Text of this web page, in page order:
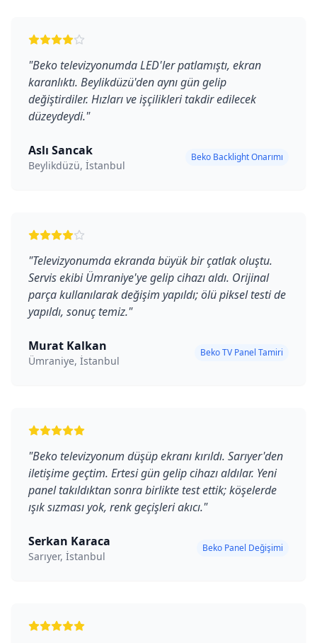
"Beko televizyonumda LED'ler patlamıştı, ekran
karanlıktı. Beylikdüzü'den aynı gün gelip
değiştirdiler. Hızları ve işçilikleri takdir edilecek
düzeydeydi."
Aslı Sancak
Beylikdüzü, İstanbul
Beko Backlight Onarımı
"Televizyonumda ekranda büyük bir çatlak oluştu.
Servis ekibi Ümraniye'ye gelip cihazı aldı. Orijinal
parça kullanılarak değişim yapıldı; ölü piksel testi de
yapıldı, sonuç temiz."
Murat Kalkan
Ümraniye, İstanbul
Beko TV Panel Tamiri
"Beko televizyonum düşüp ekranı kırıldı. Sarıyer'den
iletişime geçtim. Ertesi gün gelip cihazı aldılar. Yeni
panel takıldıktan sonra birlikte test ettik; köşelerde
ışık sızması yok, renk geçişleri akıcı."
Serkan Karaca
Sarıyer, İstanbul
Beko Panel Değişimi